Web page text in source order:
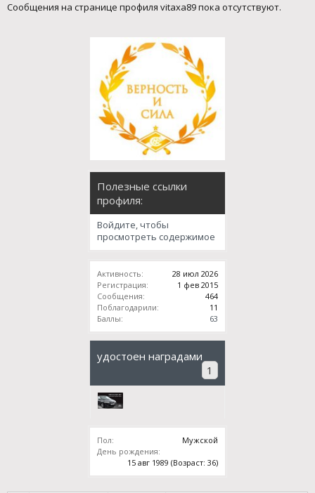
Полезные ссылки
профиля:
Войдите, чтобы
просмотреть содержимое
Активность:
28 июл 2026
Регистрация:
1 фев 2015
Сообщения:
464
Поблагодарили:
11
Баллы:
63
удостоен наградами
1
Пол:
Мужской
День рождения:
15 авг 1989 (Возраст: 36)
Сообщения на странице профиля vitaxa89 пока отсутствуют.